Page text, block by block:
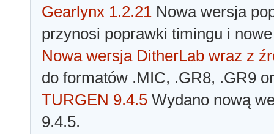
Gearlynx 1.2.21 Nowa wersja
przynosi poprawki timingu i
Nowa wersja DitherLab wraz z
do formatów .MIC, .GR8, .GR9
TURGEN 9.4.5 Wydano nową
9.4.5.